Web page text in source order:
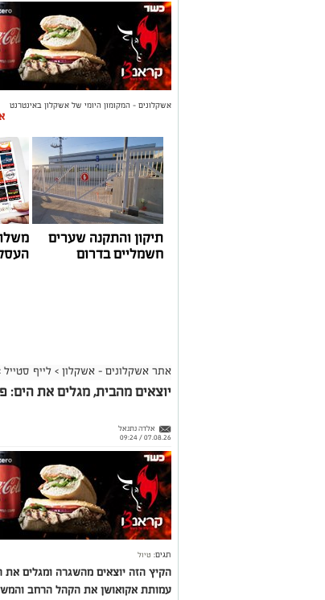
אשקלונים - המקומון היומי של אשקלון באינטרנט
תיקון והתקנה שערים
חשמליים בדרום
אתר אשקלונים - אשקלון > לייף סטייל
יוצאים מהבית, מגלים את הים:
אלדה נתנאל
07.08.26 / 09:24
תגים: טיול
הקיץ הזה יוצאים מהשגרה ומגלים
עמותת אקואושן את הקהל הרחב